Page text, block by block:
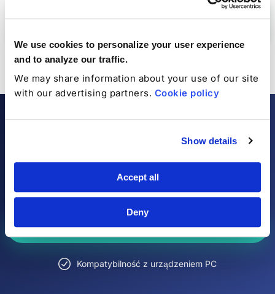
We use cookies to personalize your user experience
and to analyze our traffic.
We may share information about your use of our site
with our advertising partners. Cookie policy
Show details
Accept all
Deny
Plik zablokowany przez pomyłkę
Kompletny Antivirus &
Oprogramowanie
Bezpieczeństwa
Dowiedz się więcej
Kompatybilność z urządzeniem PC